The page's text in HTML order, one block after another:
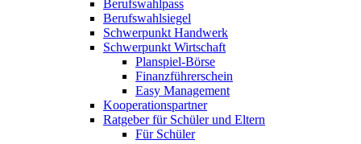
Berufswahlpass
Berufswahlsiegel
Schwerpunkt Handwerk
Schwerpunkt Wirtschaft
Planspiel-Börse
Finanzführerschein
Easy Management
Kooperationspartner
Ratgeber für Schüler und Eltern
Für Schüler